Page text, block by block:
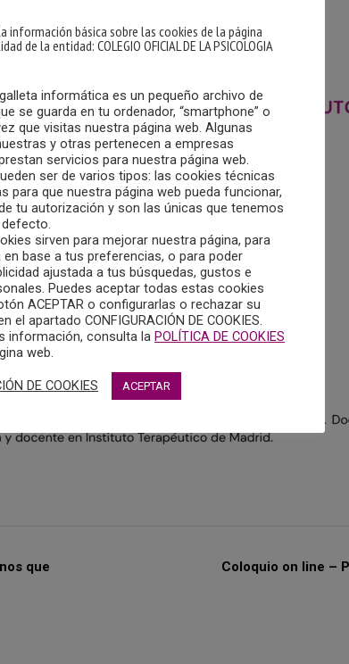
que
Coloquio on line –
información básica sobre las cookies de la página
de la entidad: COLEGIO OFICIAL DE LA PSICOLOGIA
informática es un pequeño archivo de
se guarda en tu ordenador, “smartphone” o
que visitas nuestra página web. Algunas
y otras pertenecen a empresas
servicios para nuestra página web.
ser de varios tipos: las cookies técnicas
para que nuestra página web pueda funcionar,
tu autorización y son las únicas que tenemos
sirven para mejorar nuestra página, para
en base a tus preferencias, o para poder
ajustada a tus búsquedas, gustos e
Puedes aceptar todas estas cookies
ACEPTAR o configurarlas o rechazar su
el apartado CONFIGURACIÓN DE COOKIES.
información, consulta la POLÍTICA DE COOKIES
web.
DE COOKIES ACEPTAR